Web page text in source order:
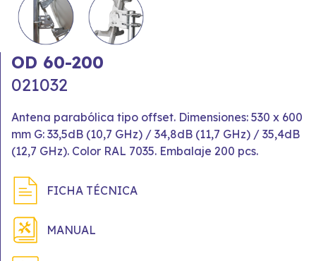
OD 60-200
021032
Antena parabólica tipo offset. Dimensiones: 530 x 600
mm G: 33,5dB (10,7 GHz) / 34,8dB (11,7 GHz) / 35,4dB
(12,7 GHz). Color RAL 7035. Embalaje 200 pcs.
FICHA TÉCNICA
MANUAL